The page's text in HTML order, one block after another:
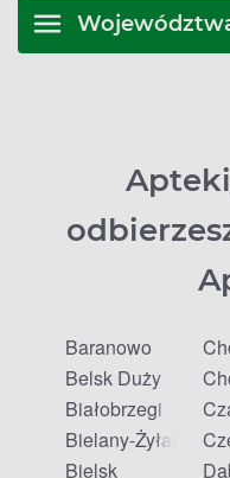
Baranowo
Belsk Duży
Białobrzegi
Bielany-Żyłaki
Bielsk